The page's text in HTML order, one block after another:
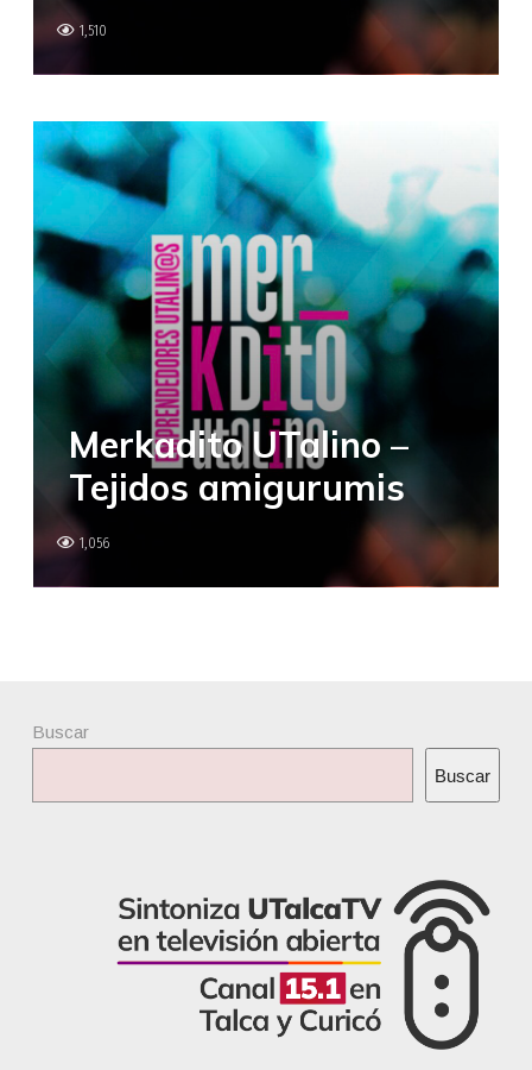
1,510
Merkadito UTalino –
Tejidos amigurumis
1,056
Buscar
Buscar